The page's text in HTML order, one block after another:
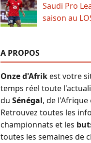
Saudi Pro
saison au
A PROPOS
Onze d'Afrikest votre
temps réel toute
du Sénégal, de
Retrouvez toutes les
championnats et les
toutes les semaines de